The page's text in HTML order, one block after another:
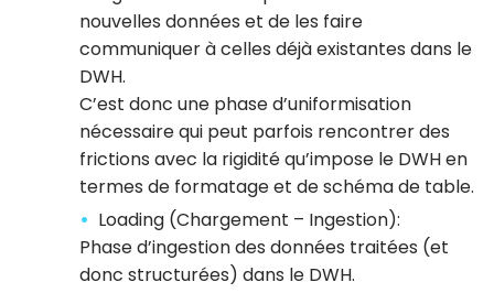
nouvelles données et de les faire
communiquer à celles déjà existantes dans le
DWH.
C’est donc une phase d’uniformisation
nécessaire qui peut parfois rencontrer des
frictions avec la rigidité qu’impose le DWH en
termes de formatage et de schéma de table.
Loading (Chargement – Ingestion):
Phase d’ingestion des données traitées (et
donc structurées) dans le DWH.